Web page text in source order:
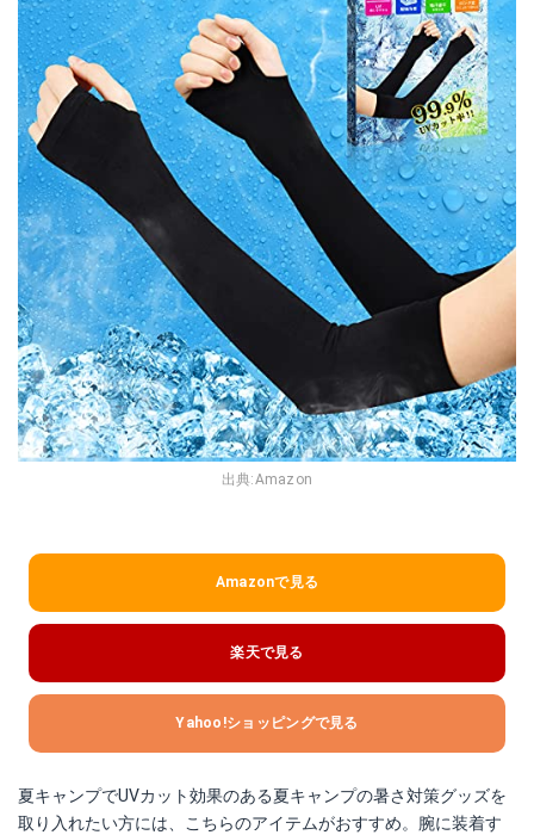
出典:Amazon
Amazonで見る
楽天で見る
Yahoo!ショッピングで見る
夏キャンプでUVカット効果のある夏キャンプの暑さ対策グッズを
取り入れたい方には、こちらのアイテムがおすすめ。腕に装着す